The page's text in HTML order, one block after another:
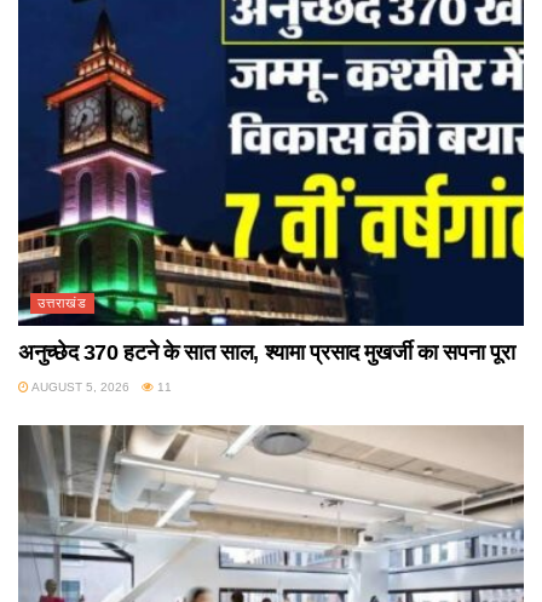
उत्तराखंड
अनुच्छेद 370 हटने के सात साल, श्यामा प्रसाद मुखर्जी का सपना पूरा
AUGUST 5, 2026 11